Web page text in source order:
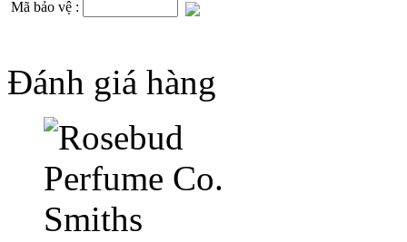
Mã bảo vệ :
Đánh giá hàng